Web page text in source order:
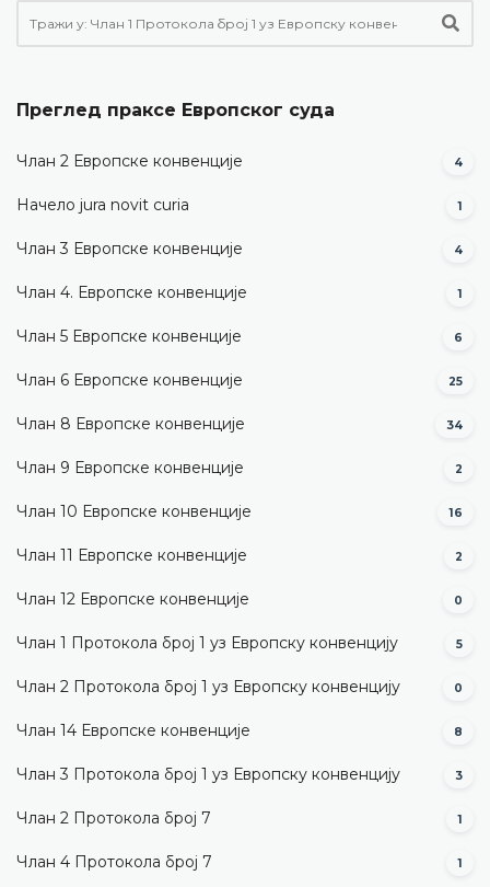
Преглед праксе Европског суда
Члан 2 Европске конвенције 4
Начело jura novit curia 1
Члан 3 Европске конвенције 4
Члан 4. Европске конвенције 1
Члан 5 Европске конвенције 6
Члан 6 Европске конвенције 25
Члан 8 Европске конвенције 34
Члан 9 Европске конвенције 2
Члан 10 Европске конвенције 16
Члан 11 Европске конвенције 2
Члан 12 Европске конвенције 0
Члан 1 Протокола број 1 уз Европску конвенцију 5
Члан 2 Протокола број 1 уз Европску конвенцију 0
Члан 14 Европске конвенције 8
Члан 3 Протокола број 1 уз Европску конвенцију 3
Члан 2 Протокола број 7 1
Члан 4 Протокола број 7 1